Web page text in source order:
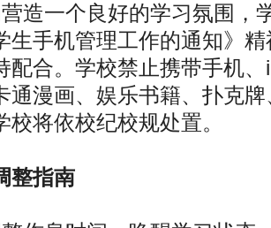
造一个良好的学习氛围，
生手机管理工作的通知》
配合。学校禁止携带手机
通漫画、娱乐书籍、扑克
校将依校纪校规处置。
整指南